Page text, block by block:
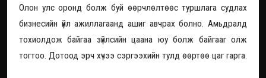
Олон улс оронд болж буй өөрчлөлтөөс туршлага судлах
бизнесийн үйл ажиллагаанд ашиг авчрах болно. Амьдралд
тохиолдож байгаа зүйлсийн цаана юу болж байгааг олж
тогтоо. Дотоод эрч хүчээ сэргээхийн тулд өөртөө цаг гарга.